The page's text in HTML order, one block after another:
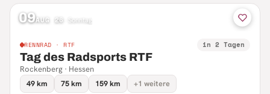
09AUG 26 Sonntag
RENNRAD · RTF in 2 Tagen
Tag des Radsports RTF
Rockenberg · Hessen
49 km
75 km 159 km +1 weitere